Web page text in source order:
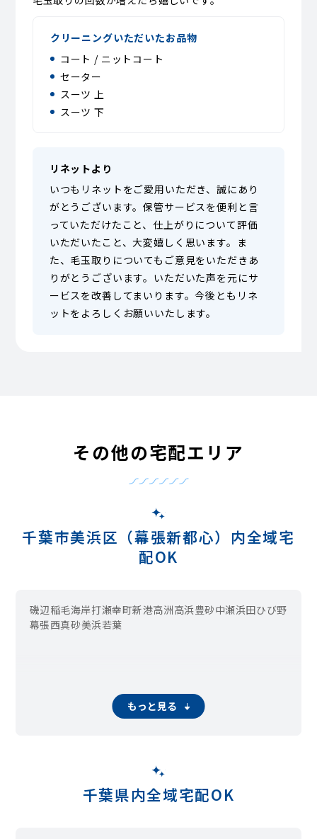
クリーニングいただいたお品物
コート / ニットコート
セーター
スーツ 上
スーツ 下
リネットより
いつもリネットをご愛用いただき、誠にあり
がとうございます。保管サービスを便利と言
っていただけたこと、仕上がりについて評価
いただいたこと、大変嬉しく思います。ま
た、毛玉取りについてもご意見をいただきあ
りがとうございます。いただいた声を元にサ
ービスを改善してまいります。今後ともリネ
ットをよろしくお願いいたします。
その他の宅配エリア
千葉市美浜区（幕張新都心）内全域宅
配OK
磯辺稲毛海岸打瀬幸町新港高洲高浜豊砂中瀬浜田ひび野
幕張西真砂美浜若葉
もっと見る
千葉県内全域宅配OK